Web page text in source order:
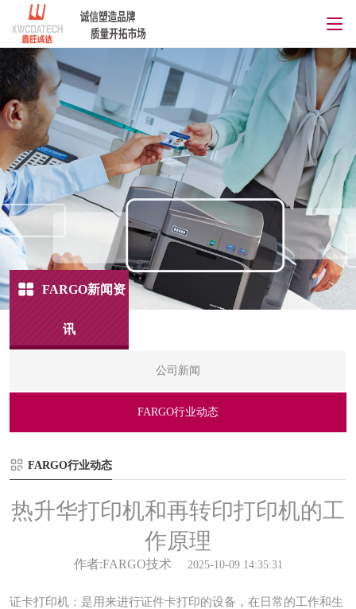
FARGO新闻资
讯
公司新闻
FARGO行业动态
FARGO行业动态
热升华打印机和再转印打印机的工
作原理
作者:FARGO技术 2025-10-09 14:35:31
证卡打印机：是用来进行证件卡打印的设备，在日常的工作和生